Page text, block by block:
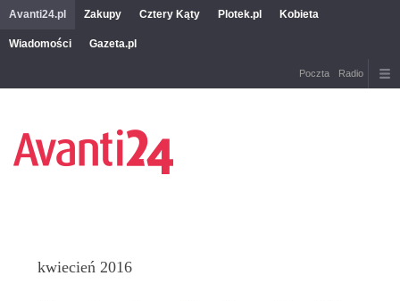
Avanti24.pl Zakupy Cztery Kąty Plotek.pl Kobieta
Wiadomości Gazeta.pl
Poczta Radio
kwiecień 2016